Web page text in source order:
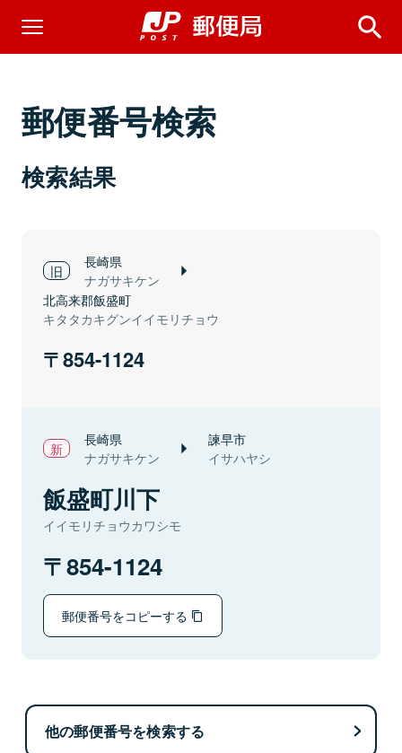
郵便番号検索
検索結果
長崎県
ナガサキケン
北高来郡飯盛町
キタタカキグンイイモリチョウ
854-1124
長崎県
ナガサキケン
諫早市
イサハヤシ
飯盛町川下
イイモリチョウカワシモ
854-1124
郵便番号をコピーする
他の郵便番号を検索する